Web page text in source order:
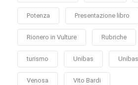
Potenza Presentazione libro
Rionero in Vulture Rubriche
turismo Unibas
Venosa Vito Bardi